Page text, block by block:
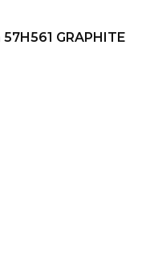
GRAPHITE